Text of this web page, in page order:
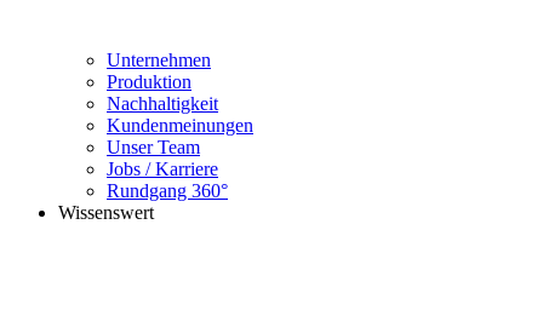
Unternehmen
Produktion
Nachhaltigkeit
Kundenmeinungen
Unser Team
Jobs / Karriere
Rundgang 360°
Wissenswert